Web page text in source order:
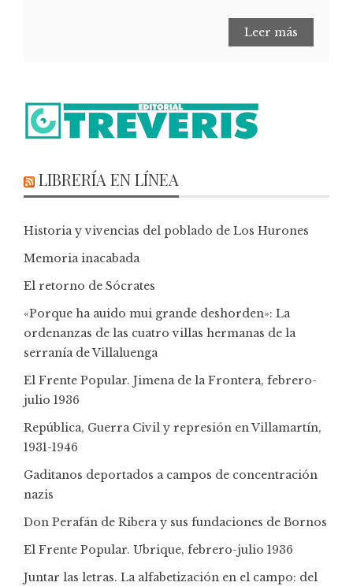
Leer más
LIBRERÍA EN LÍNEA
Historia y vivencias del poblado de Los Hurones
Memoria inacabada
El retorno de Sócrates
«Porque ha auido mui grande deshorden»: La
ordenanzas de las cuatro villas hermanas de la
serranía de Villaluenga
El Frente Popular. Jimena de la Frontera, febrero-
julio 1936
República, Guerra Civil y represión en Villamartín,
1931-1946
Gaditanos deportados a campos de concentración
nazis
Don Perafán de Ribera y sus fundaciones de Bornos
El Frente Popular. Ubrique, febrero-julio 1936
Juntar las letras. La alfabetización en el campo: del